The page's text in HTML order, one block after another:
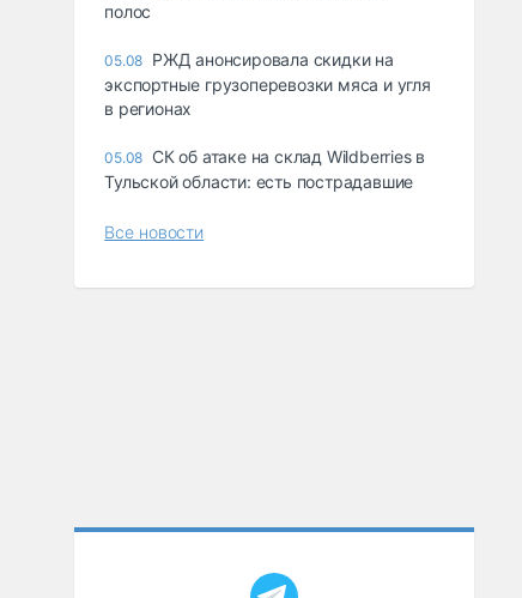
полос
05.08 РЖД анонсировала скидки на
экспортные грузоперевозки мяса и угля
в регионах
05.08 СК об атаке на склад Wildberries в
Тульской области: есть пострадавшие
Все новости